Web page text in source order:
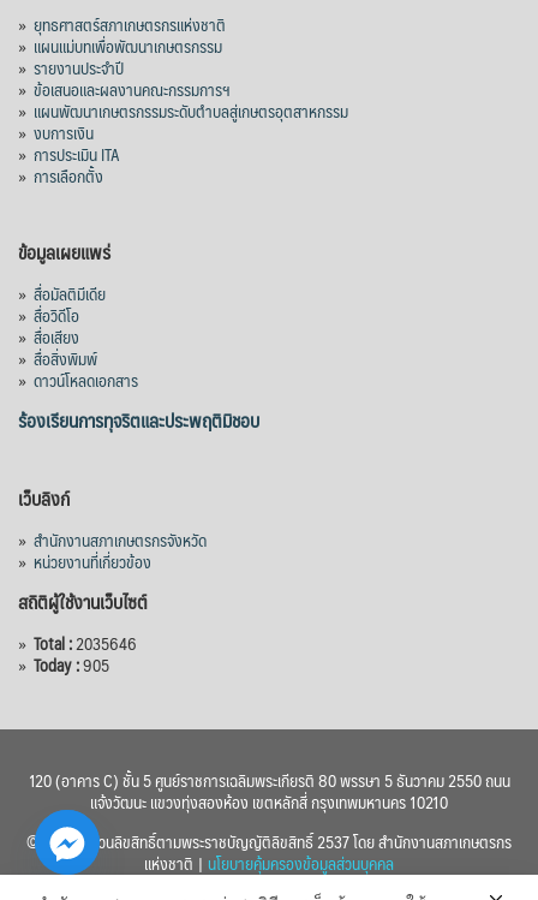
» ยุทธศาสตร์สภาเกษตรกรแห่งชาติ
» แผนแม่บทเพื่อพัฒนาเกษตรกรรม
» รายงานประจำปี
» ข้อเสนอและผลงานคณะกรรมการฯ
» แผนพัฒนาเกษตรกรรมระดับตำบลสู่เกษตรอุตสาหกรรม
» งบการเงิน
» การประเมิน ITA
» การเลือกตั้ง
ข้อมูลเผยแพร่
» สื่อมัลติมีเดีย
» สื่อวิดีโอ
» สื่อเสียง
» สื่อสิ่งพิมพ์
» ดาวน์โหลดเอกสาร
ร้องเรียนการทุจริตและประพฤติมิชอบ
เว็บลิงก์
» สำนักงานสภาเกษตรกรจังหวัด
» หน่วยงานที่เกี่ยวข้อง
สถิติผู้ใช้งานเว็บไซต์
» Total :2035646
» Today :905
120 (อาคาร C) ชั้น 5 ศูนย์ราชการเฉลิมพระเกียรติ 80 พรรษา 5 ธันวาคม 2550 ถนน
แจ้งวัฒนะ แขวงทุ่งสองห้อง เขตหลักสี่ กรุงเทพมหานคร 10210
© 2560 สงวนลิขสิทธิ์ตามพระราชบัญญัติลิขสิทธิ์ 2537 โดย สำนักงานสภาเกษตรกร
แห่งชาติ | นโยบายคุ้มครองข้อมูลส่วนบุคคล